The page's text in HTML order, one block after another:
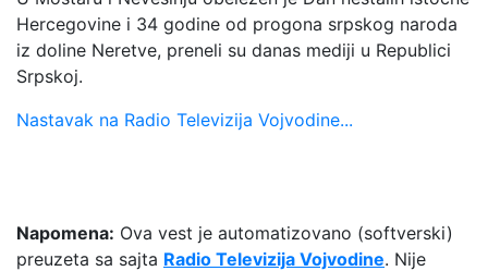
Hercegovine i 34 godine od progona srpskog naroda
iz doline Neretve, preneli su danas mediji u Republici
Srpskoj.
Nastavak na Radio Televizija Vojvodine...
Napomena: Ova vest je automatizovano (softverski)
preuzeta sa sajta Radio Televizija Vojvodine. Nije